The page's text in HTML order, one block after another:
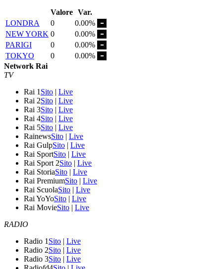
Valore Var.
LONDRA
0
0.00%
NEW YORK 0
0.00%
PARIGI
0
0.00%
TOKYO
0
0.00%
Network Rai
TV
Rai 1 Sito | Live
Rai 2Sito | Live
Rai 3Sito | Live
Rai 4Sito | Live
Rai 5Sito | Live
RainewsSito | Live
Rai GulpSito | Live
Rai SportSito | Live
Rai Sport 2Sito | Live
Rai StoriaSito | Live
Rai PremiumSito | Live
Rai ScuolaSito | Live
Rai YoYoSito | Live
Rai MovieSito | Live
RADIO
Radio 1 Sito | Live
Radio 2Sito | Live
Radio 3Sito | Live